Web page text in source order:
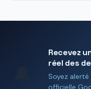
Recevez
réel des
Soyez
officielle